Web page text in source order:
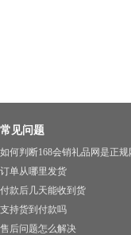
常见问题
如何判断168会销礼品网是正规
订单从哪里发货
付款后几天能收到货
支持货到付款吗
售后问题怎么解决